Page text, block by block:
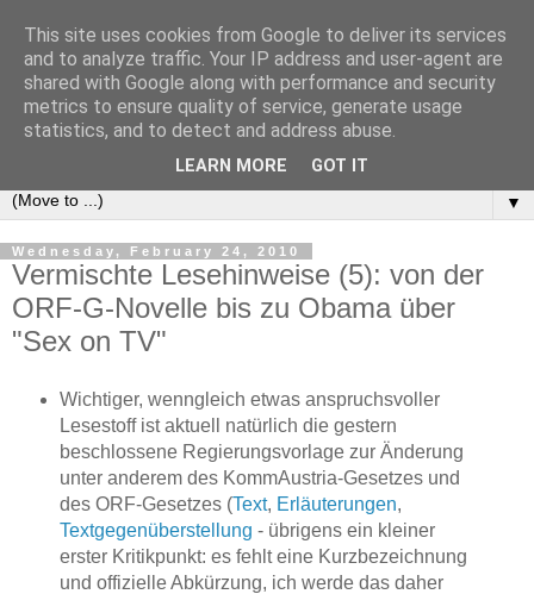
e-comm
Blog zum österreichischen und europäischen Recht der
elektronischen Kommunikationsnetze und -dienste
▼
Wednesday, February 24, 2010
Vermischte Lesehinweise (5): von der
ORF-G-Novelle bis zu Obama über
"Sex on TV"
Wichtiger, wenngleich etwas anspruchsvoller
Lesestoff ist aktuell natürlich die gestern
beschlossene Regierungsvorlage zur Änderung
unter anderem des KommAustria-Gesetzes und
des ORF-Gesetzes (Text, Erläuterungen,
Textgegenüberstellung - übrigens ein kleiner
erster Kritikpunkt: es fehlt eine Kurzbezeichnung
und offizielle Abkürzung, ich werde das daher
This site uses cookies from Google to deliver its services
and to analyze traffic. Your IP address and user-agent are
shared with Google along with performance and security
metrics to ensure quality of service, generate usage
statistics, and to detect and address abuse.
LEARN MORE GOT IT